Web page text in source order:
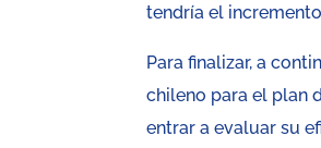
tendría el
Para finalizar, a
chileno para el plan
entrar a evaluar su